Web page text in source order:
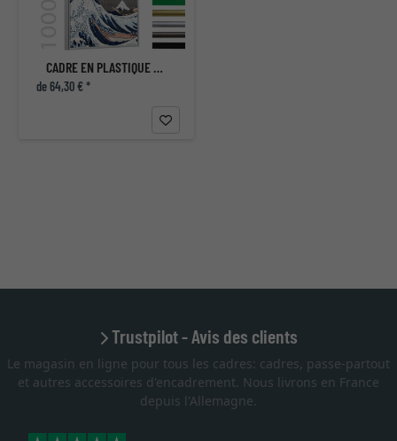
CADRE EN PLASTIQUE POUR PUZZLE 1000 PIÈCES
de 64,30 € *
Trustpilot - Avis des clients
Le magasin en ligne pour tous les cadres: cadres, passe-partout
et autres accessoires d'encadrement. Nous livrons en France
depuis l'Allemagne.